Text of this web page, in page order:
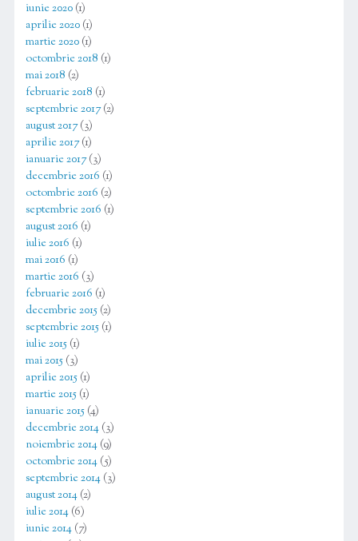
iunie 2020(1)
aprilie 2020(1)
martie 2020(1)
octombrie 2018 (1)
mai 2018 (2)
februarie 2018 (1)
septembrie 2017(2)
august 2017(3)
aprilie 2017(1)
ianuarie 2017(3)
decembrie 2016 (1)
octombrie 2016 (2)
septembrie 2016 (1)
august 2016 (1)
iulie 2016 (1)
mai 2016 (1)
martie 2016 (3)
februarie 2016 (1)
decembrie 2015(2)
septembrie 2015(1)
iulie 2015(1)
mai 2015(3)
aprilie 2015(1)
martie 2015(1)
ianuarie 2015(4)
decembrie 2014(3)
noiembrie 2014(9)
octombrie 2014(5)
septembrie 2014(3)
august 2014(2)
iulie 2014(6)
iunie 2014(7)